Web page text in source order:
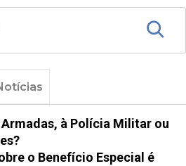
à Polícia Militar ou
o Benefício Especial é